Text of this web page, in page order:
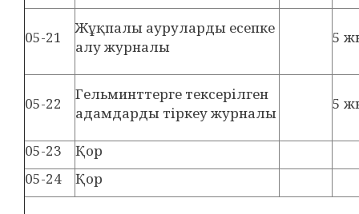
05-21
Жұқпалы ауруларды есепке
алу журналы
5
05-22
Гельминттерге тексерілген
адамдарды тіркеу журналы
5
05-23
Қор
05-24
Қор